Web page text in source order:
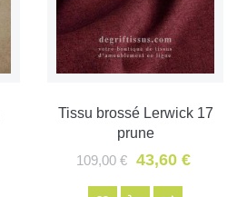
Tissu brossé Lerwick 17
prune
109,00 €
43,60 €